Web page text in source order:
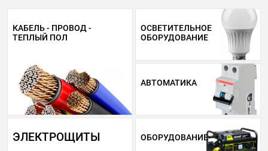
КАБЕЛЬ - ПРОВОД -
ТЕПЛЫЙ ПОЛ
ОСВЕТИТЕЛЬНОЕ
ОБОРУДОВАНИЕ
АВТОМАТИКА
ЭЛЕКТРОЩИТЫ ОБОРУДОВАНИЕ